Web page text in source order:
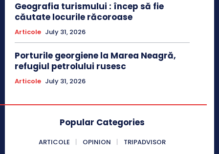
Geografia turismului : încep să fie
căutate locurile răcoroase
Articole July 31, 2026
Porturile georgiene la Marea Neagră,
refugiul petrolului rusesc
Articole July 31, 2026
Popular Categories
ARTICOLE OPINION TRIPADVISOR